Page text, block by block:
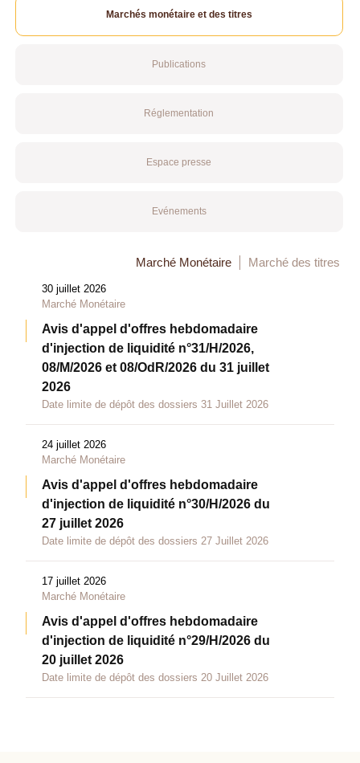
Marchés monétaire et des titres
Publications
Réglementation
Espace presse
Evénements
Marché Monétaire Marché des titres
30 juillet 2026
Marché Monétaire
Avis d'appel d'offres hebdomadaire
d'injection de liquidité n°31/H/2026,
08/M/2026 et 08/OdR/2026 du 31 juillet
2026
Date limite de dépôt des dossiers 31 Juillet 2026
24 juillet 2026
Marché Monétaire
Avis d'appel d'offres hebdomadaire
d'injection de liquidité n°30/H/2026 du
27 juillet 2026
Date limite de dépôt des dossiers 27 Juillet 2026
17 juillet 2026
Marché Monétaire
Avis d'appel d'offres hebdomadaire
d'injection de liquidité n°29/H/2026 du
20 juillet 2026
Date limite de dépôt des dossiers 20 Juillet 2026